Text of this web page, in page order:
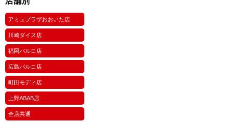
アミュプラザおおいた店
川崎ダイス店
福岡パルコ店
広島パルコ店
町田モディ店
上野ABAB店
全店共通